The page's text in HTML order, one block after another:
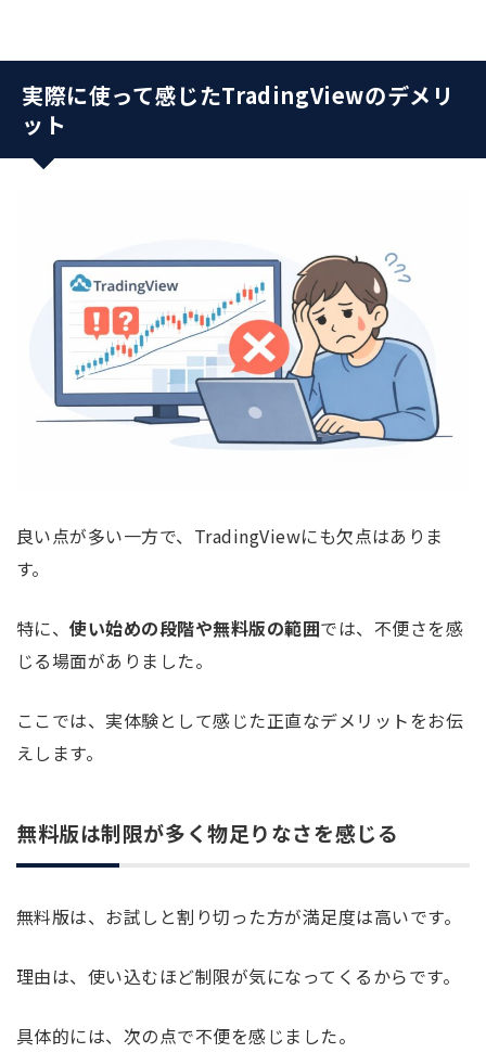
実際に使って感じたTradingViewのデメリ
ット
良い点が多い一方で、TradingViewにも欠点はありま
す。
特に、使い始めの段階や無料版の範囲では、不便さを感
じる場面がありました。
ここでは、実体験として感じた正直なデメリットをお伝
えします。
無料版は制限が多く物足りなさを感じる
無料版は、お試しと割り切った方が満足度は高いです。
理由は、使い込むほど制限が気になってくるからです。
具体的には、次の点で不便を感じました。